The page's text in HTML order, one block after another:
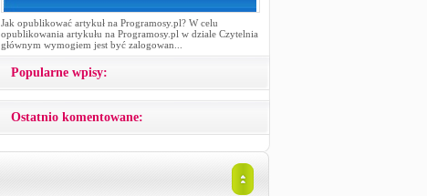
Jak opublikować artykuł na Programosy.pl? W celu
opublikowania artykułu na Programosy.pl w dziale Czytelnia
głównym wymogiem jest być zalogowan...
Popularne wpisy:
Ostatnio komentowane: